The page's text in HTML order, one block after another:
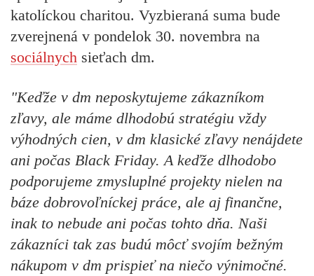
katolíckou charitou. Vyzbieraná suma bude
zverejnená v pondelok 30. novembra na
sociálnych sieťach dm.
"Keďže v dm neposkytujeme zákazníkom
zľavy, ale máme dlhodobú stratégiu vždy
výhodných cien, v dm klasické zľavy nenájdete
ani počas Black Friday. A keďže dlhodobo
podporujeme zmysluplné projekty nielen na
báze dobrovoľníckej práce, ale aj finančne,
inak to nebude ani počas tohto dňa. Naši
zákazníci tak zas budú môcť svojím bežným
nákupom v dm prispieť na niečo výnimočné.